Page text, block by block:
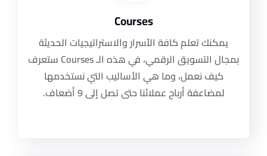
Courses
يمكنك تعلم كافة الأسرار والاستراتيجيات الحديثة
بمجال التسويق الرقمي، في هذه الـ Courses ستعرف
كيف نعمل، وما هي الأساليب التي نستخدمها
لمضاعفة أرباح عملائنا حتى تصل إلى 9 أضعاف.